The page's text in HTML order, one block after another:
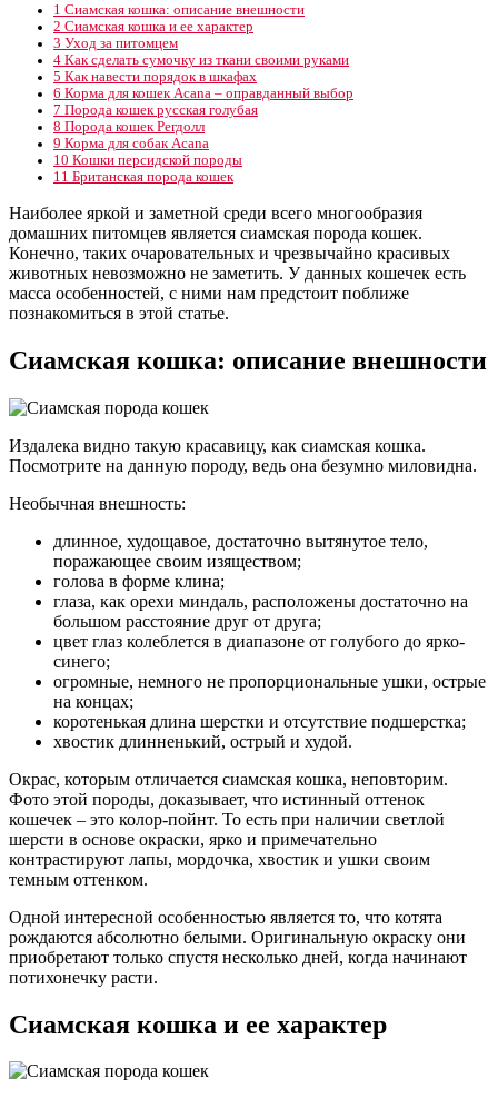
1 Сиамская кошка: описание внешности
2 Сиамская кошка и ее характер
3 Уход за питомцем
4 Как сделать сумочку из ткани своими руками
5 Как навести порядок в шкафах
6 Корма для кошек Acana – оправданный выбор
7 Порода кошек русская голубая
8 Порода кошек Регдолл
9 Корма для собак Acana
10 Кошки персидской породы
11 Британская порода кошек
Наиболее яркой и заметной среди всего многообразия
домашних питомцев является сиамская порода кошек.
Конечно, таких очаровательных и чрезвычайно красивых
животных невозможно не заметить. У данных кошечек есть
масса особенностей, с ними нам предстоит поближе
познакомиться в этой статье.
Сиамская кошка: описание внешности
Издалека видно такую красавицу, как сиамская кошка.
Посмотрите на данную породу, ведь она безумно миловидна.
Необычная внешность:
длинное, худощавое, достаточно вытянутое тело,
поражающее своим изяществом;
голова в форме клина;
глаза, как орехи миндаль, расположены достаточно на
большом расстояние друг от друга;
цвет глаз колеблется в диапазоне от голубого до ярко-
синего;
огромные, немного не пропорциональные ушки, острые
на концах;
коротенькая длина шерстки и отсутствие подшерстка;
хвостик длинненький, острый и худой.
Окрас, которым отличается сиамская кошка, неповторим.
Фото этой породы, доказывает, что истинный оттенок
кошечек – это колор-пойнт. То есть при наличии светлой
шерсти в основе окраски, ярко и примечательно
контрастируют лапы, мордочка, хвостик и ушки своим
темным оттенком.
Одной интересной особенностью является то, что котята
рождаются абсолютно белыми. Оригинальную окраску они
приобретают только спустя несколько дней, когда начинают
потихонечку расти.
Сиамская кошка и ее характер